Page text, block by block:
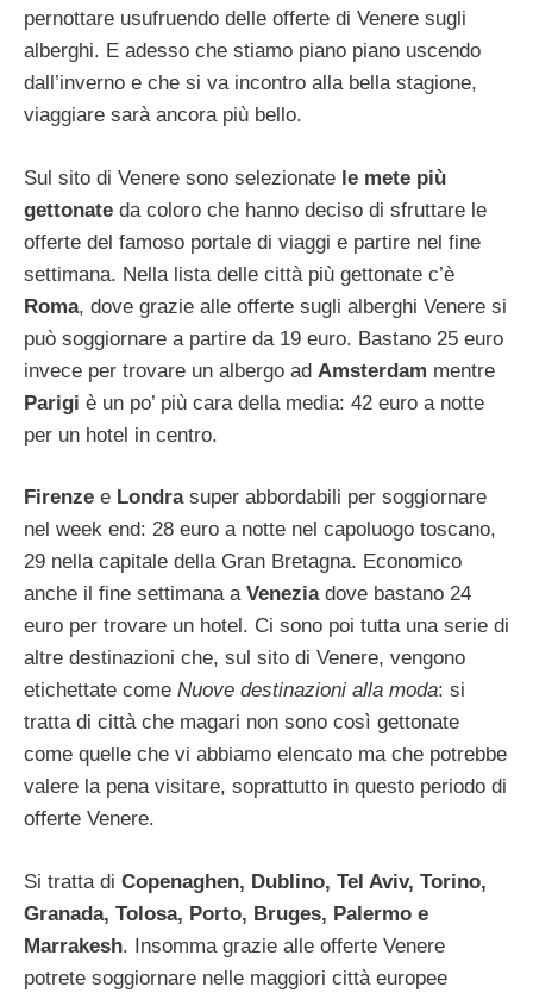
pernottare usufruendo delle offerte di Venere sugli
alberghi. E adesso che stiamo piano piano uscendo
dall’inverno e che si va incontro alla bella stagione,
viaggiare sarà ancora più bello.
Sul sito di Venere sono selezionate le mete più
gettonate da coloro che hanno deciso di sfruttare le
offerte del famoso portale di viaggi e partire nel fine
settimana. Nella lista delle città più gettonate c’è
Roma, dove grazie alle offerte sugli alberghi Venere si
può soggiornare a partire da 19 euro. Bastano 25 euro
invece per trovare un albergo ad Amsterdam mentre
Parigi è un po’ più cara della media: 42 euro a notte
per un hotel in centro.
Firenze e Londrasuper abbordabili per soggiornare
nel week end: 28 euro a notte nel capoluogo toscano,
29 nella capitale della Gran Bretagna. Economico
anche il fine settimana a Veneziadove bastano 24
euro per trovare un hotel. Ci sono poi tutta una serie di
altre destinazioni che, sul sito di Venere, vengono
etichettate come Nuove destinazioni alla moda: si
tratta di città che magari non sono così gettonate
come quelle che vi abbiamo elencato ma che potrebbe
valere la pena visitare, soprattutto in questo periodo di
offerte Venere.
Si tratta di Copenaghen, Dublino, Tel Aviv, Torino,
Granada, Tolosa, Porto, Bruges, Palermo e
Marrakesh. Insomma grazie alle offerte Venere
potrete soggiornare nelle maggiori città europee